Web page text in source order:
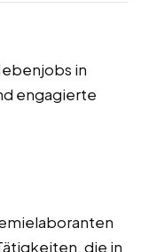
in
engagierte
die in